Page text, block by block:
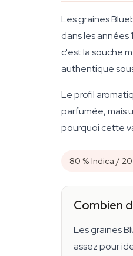
Les graines
dans les
c'est la souche
authentique
Le profil
parfumée, mais
pourquoi cette
80 % Indica / 20
Combien
Les graines
assez pour